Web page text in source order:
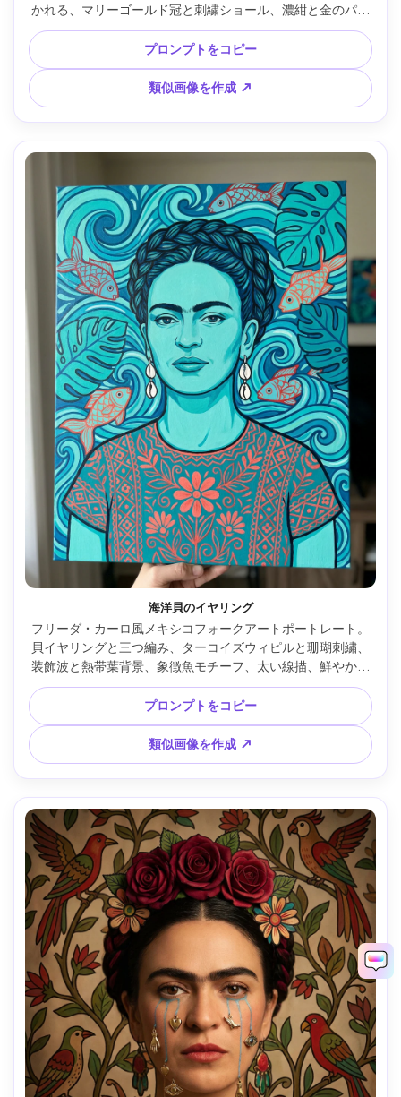
かれる、マリーゴールド冠と刺繍ショール、濃紺と金のパレ
ット、太い輪郭、手描き質感、謎めいた保護ムード、85mm
レンズ、浅い被写界深度、柔らかいシネマティック照明 --ar
4:5
プロンプトをコピー
類似画像を作成 ↗
海洋貝のイヤリング
フリーダ・カーロ風メキシコフォークアートポートレート。
貝イヤリングと三つ編み、ターコイズウィピルと珊瑚刺繍、
装飾波と熱帯葉背景、象徴魚モチーフ、太い線描、鮮やかな
アクアパレット、装飾的平坦さ、穏やかな強さムード、
85mmレンズ、浅い被写界深度、柔らかなシネマティック照
明 --ar 4:5
プロンプトをコピー
類似画像を作成 ↗